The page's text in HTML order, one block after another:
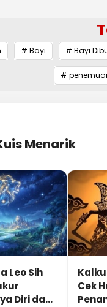
# Bayi # Bayi
#
Menarik
Leo Sih
Diri dan
Cek